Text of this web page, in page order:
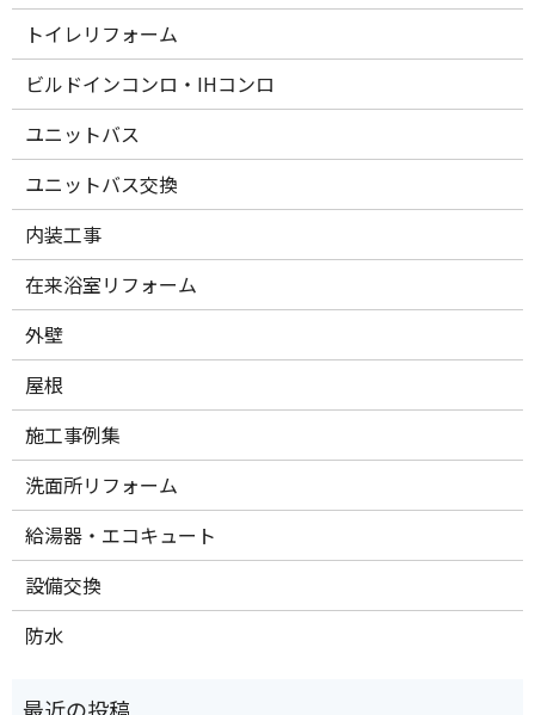
トイレリフォーム
ビルドインコンロ・IHコンロ
ユニットバス
ユニットバス交換
内装工事
在来浴室リフォーム
外壁
屋根
施工事例集
洗面所リフォーム
給湯器・エコキュート
設備交換
防水